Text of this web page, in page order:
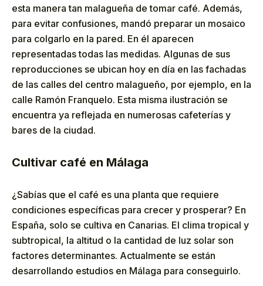
esta manera tan malagueña de tomar café. Además,
para evitar confusiones, mandó preparar un mosaico
para colgarlo en la pared. En él aparecen
representadas todas las medidas. Algunas de sus
reproducciones se ubican hoy en día en las fachadas
de las calles del centro malagueño, por ejemplo, en la
calle Ramón Franquelo. Esta misma ilustración se
encuentra ya reflejada en numerosas cafeterías y
bares de la ciudad.
Cultivar café en Málaga
¿Sabías que el café es una planta que requiere
condiciones específicas para crecer y prosperar? En
España, solo se cultiva en Canarias. El clima tropical y
subtropical, la altitud o la cantidad de luz solar son
factores determinantes. Actualmente se están
desarrollando estudios en Málaga para conseguirlo.